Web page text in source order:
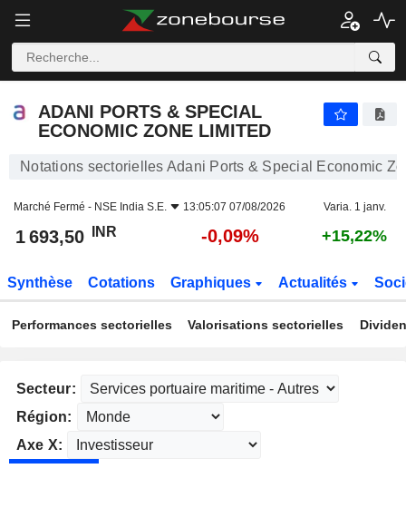
ADANI PORTS & SPECIAL
ECONOMIC ZONE LIMITED
Notations sectorielles Adani Ports & Special Economic
Marché Fermé - NSE India S.E. 13:05:07 07/08/2026 Varia. 1 janv.
1 693,50 INR -0,09% +15,22%
Synthèse Cotations Graphiques Actualités
Performances sectorielles Valorisations sectorielles
Secteur:
Région:
Axe X: